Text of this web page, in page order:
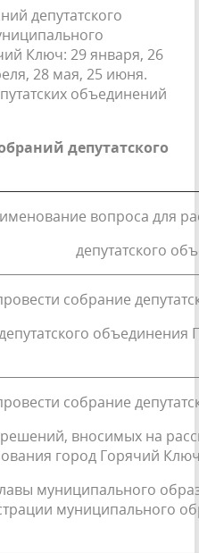
депутатского
Ключ: 29 января, 26
28 мая, 25 июня.
объединений
депутатского
вопроса для
депутатского
собрание
собрание
вносимых на
город Горячий
муниципального
муниципального